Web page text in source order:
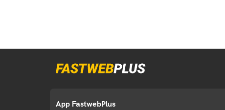
App FastwebPlus